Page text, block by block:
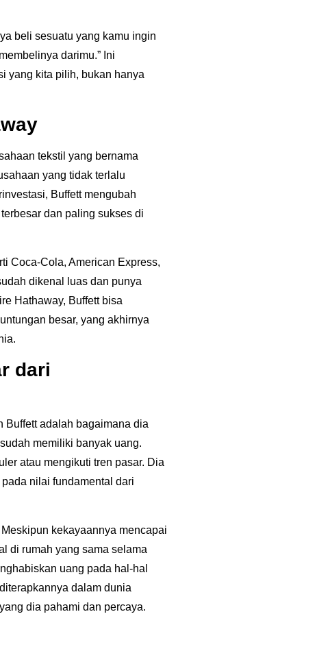
beli sesuatu yang kamu ingin
darimu.”Ini
yang kita pilih, bukan hanya
tekstil yang bernama
yang tidak terlalu
Buffett mengubah
dan paling sukses di
Coca-Cola, American Express,
dikenal luas dan punya
Hathaway, Buffett bisa
besar, yang akhirnya
dari
Buffett adalah bagaimana dia
memiliki banyak uang.
atau mengikuti tren pasar. Dia
nilai fundamental dari
Meskipun kekayaannya mencapai
di rumah yang sama selama
uang pada hal-hal
dalam dunia
dia pahami dan percaya.